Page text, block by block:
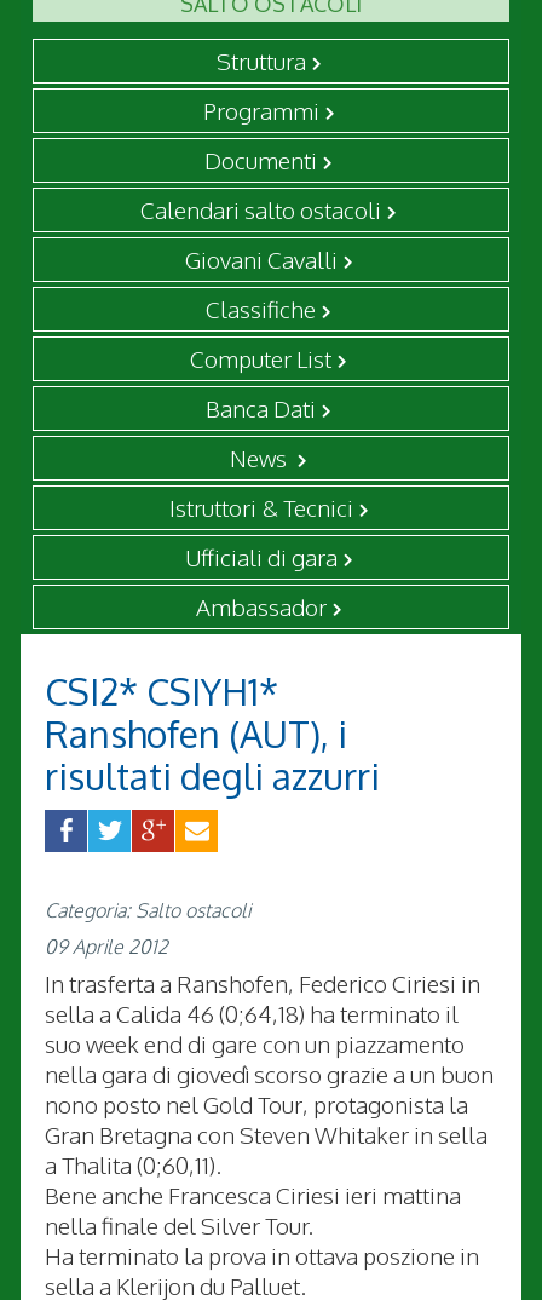
Struttura
Programmi
Documenti
Calendari salto ostacoli
Giovani Cavalli
Classifiche
Computer List
Banca Dati
News
Istruttori & Tecnici
Ufficiali di gara
Ambassador
CSI2* CSIYH1*
Ranshofen (AUT), i
risultati degli azzurri
Categoria: Salto ostacoli
09 Aprile 2012
In trasferta a Ranshofen, Federico Ciriesi in
sella a Calida 46 (0;64,18) ha terminato il
suo week end di gare con un piazzamento
nella gara di giovedì scorso grazie a un buon
nono posto nel Gold Tour, protagonista la
Gran Bretagna con Steven Whitaker in sella
a Thalita (0;60,11).
Bene anche Francesca Ciriesi ieri mattina
nella finale del Silver Tour.
Ha terminato la prova in ottava poszione in
sella a Klerijon du Palluet.